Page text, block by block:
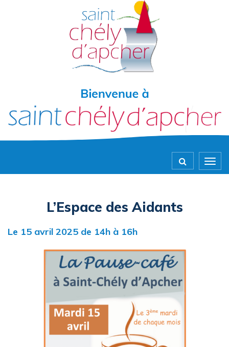
L’Espace des Aidants
Le 15 avril 2025 de 14h à 16h